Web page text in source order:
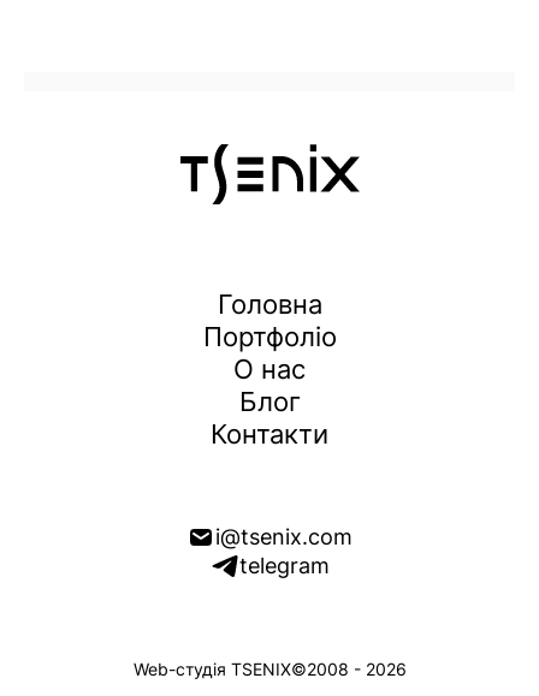
Головна
Портфоліо
О нас
Блог
Контакти
i@tsenix.com
telegram
Web-студія TSENIX©2008 - 2026